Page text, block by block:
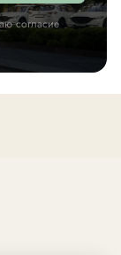
согласие